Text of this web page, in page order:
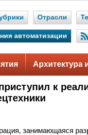
Отрасли
автоматизации
Архитектура
к
занимающаяся